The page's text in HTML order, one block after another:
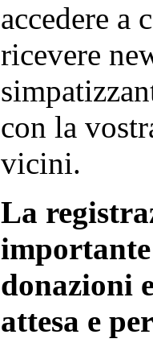
accedere a
ricevere
con la
vicini.
La
donazioni
attesa e